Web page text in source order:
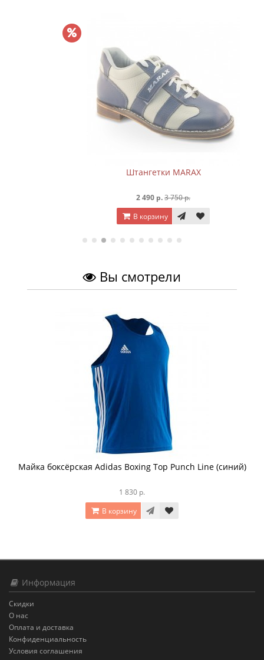
Штангетки MARAX
3 750 р.
В корзину
Вы смотрели
Майка боксёрская Adidas Boxing Top Punch Line (синий)
1 830 р.
В корзину
Информация
Скидки
О нас
Оплата и доставка
Конфиденциальность
Условия соглашения